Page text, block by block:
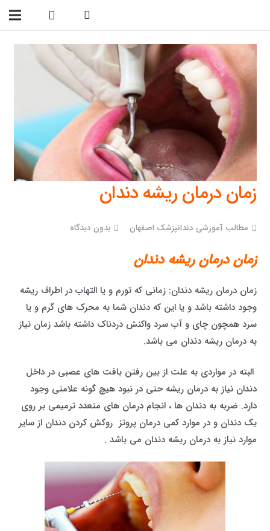
زمان درمان ریشه دندان
مطالب آموزشی دندانپزشک اصفهان بدون دیدگاه
زمان درمان ریشه دندان
زمان درمان ریشه دندان: زمانی که تورم و یا التهاب در اطراف ریشه
وجود داشته باشد و یا این که دندان شما به محرک های گرم و یا
سرد همچون چای و آب سرد واکنش دردناک داشته باشد زمان نیاز
به درمان ریشه دندان می باشد.
البته در مواردی به علت از بین رفتن بافت های عصبی در داخل
دندان نیاز به درمان ریشه حتی در نبود هیچ گونه علامتی وجود
دارد. ضربه به دندان ها ، انجام درمان های متعدد ترمیمی بر روی
یک دندان و در موارد کمی درمان پروتز روکش کردن دندان از سایر
موارد نیاز به درمان ریشه دندان می باشد .